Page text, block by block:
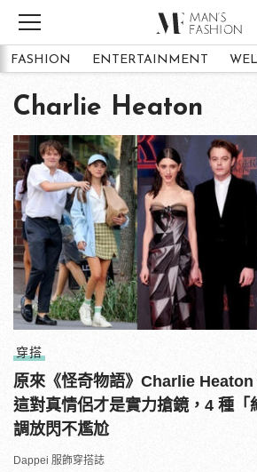
FASHION ENTERTAINMENT
Charlie Heaton
穿搭
原來《怪奇物語》Charlie
這對真情侶才是實力搶鏡，4 種「
調放閃不尷尬
Dappei 服飾穿搭誌